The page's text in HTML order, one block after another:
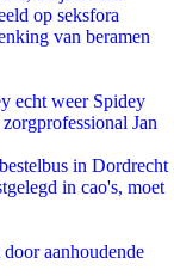
op seksfora
van beramen
echt weer Spidey
Jan
in Dordrecht
in cao's, moet
aanhoudende